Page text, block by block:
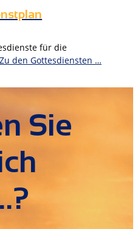
für die
Zu den Gottesdiensten …
Sie